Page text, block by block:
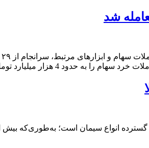
4 هزار میلیارد تومان رساند.